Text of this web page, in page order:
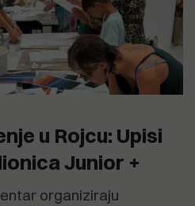
u Rojcu: Upisi
Junior +
organiziraju